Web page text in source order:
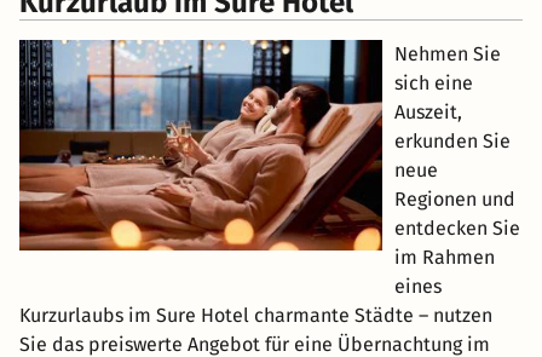
Nehmen Sie
sich eine
Auszeit,
erkunden Sie
neue
Regionen und
entdecken Sie
im Rahmen
eines
Kurzurlaubs im Sure Hotel charmante Städte – nutzen
Sie das preiswerte Angebot für eine Übernachtung im